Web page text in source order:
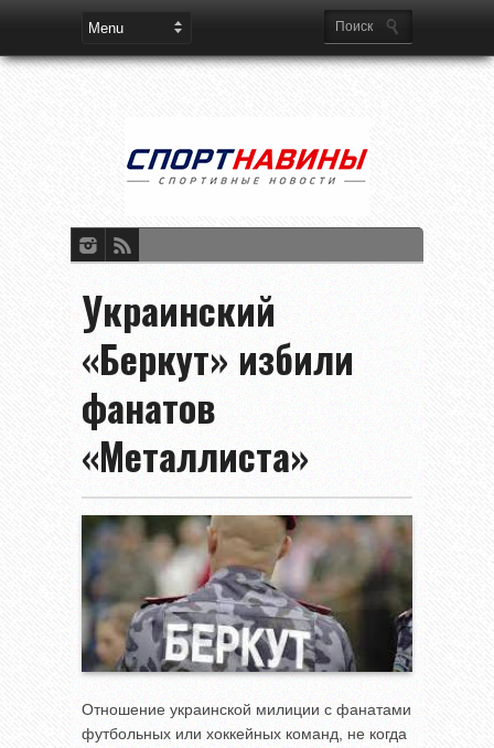
Украинский
«Беркут» избили
фанатов
«Металлиста»
Отношение украинской милиции с фанатами
футбольных или хоккейных команд, не когда